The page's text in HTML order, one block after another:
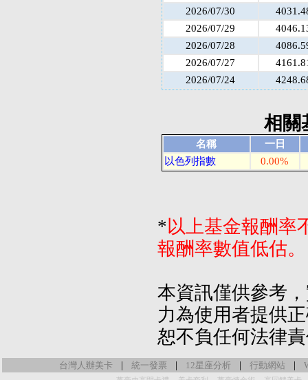
2026/07/30
2026/07/29
2026/07/28
2026/07/27
2026/07/24
相關
名稱
一日
以色列指數
0.00%
* 以上基金報酬率
報酬率數值低估。
本資訊僅供參考
力為使用者提供
恕不負任何法律
台灣人辦美卡 | 統一發票 | 12星座分析 | 行動網站 |